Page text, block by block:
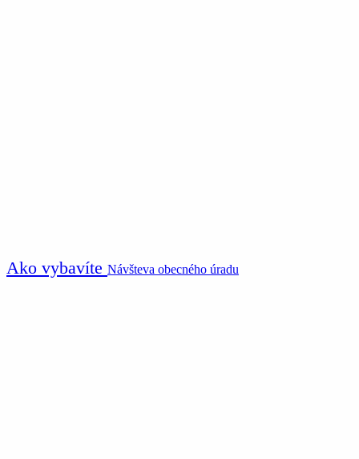
Ako vybavíte Návšteva obecného úradu